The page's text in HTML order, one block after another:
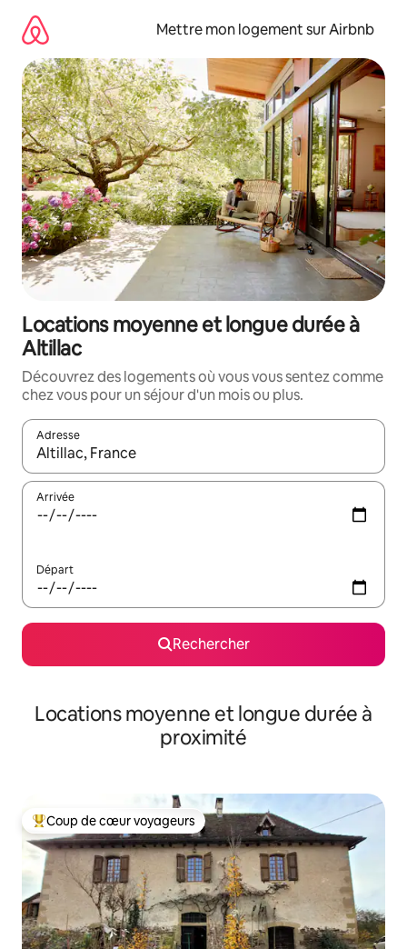
directement
contenu
Mettre mon logement sur Airbnb
Locations moyenne et longue durée à
Altillac
Découvrez des logements où vous vous sentez comme
chez vous pour un séjour d'un mois ou plus.
Adresse
Lorsque les résultats s'affichent, utilisez les flèches vers le
Arrivée
Départ
Rechercher
Locations moyenne et longue durée à
proximité
Coups de cœur voyageurs les plus appréciés
Coup de cœur voyageurs